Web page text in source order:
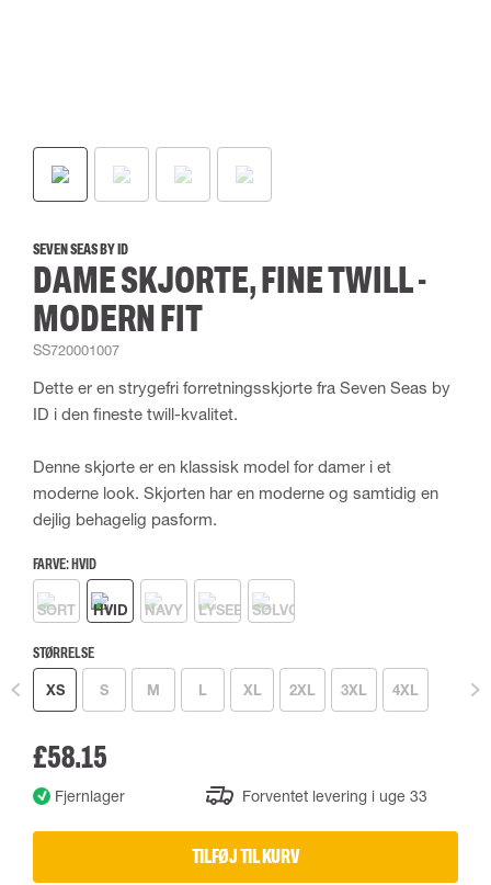
SEVEN SEAS BY ID
DAME SKJORTE, FINE TWILL -
MODERN FIT
SS720001007
Dette er en strygefri forretningsskjorte fra Seven Seas by
ID i den fineste twill-kvalitet.
Denne skjorte er en klassisk model for damer i et
moderne look. Skjorten har en moderne og samtidig en
dejlig behagelig pasform.
FARVE: HVID
STØRRELSE
XS S M L XL 2XL 3XL 4XL
£58.15
Fjernlager Forventet levering i uge 33
TILFØJ TIL KURV